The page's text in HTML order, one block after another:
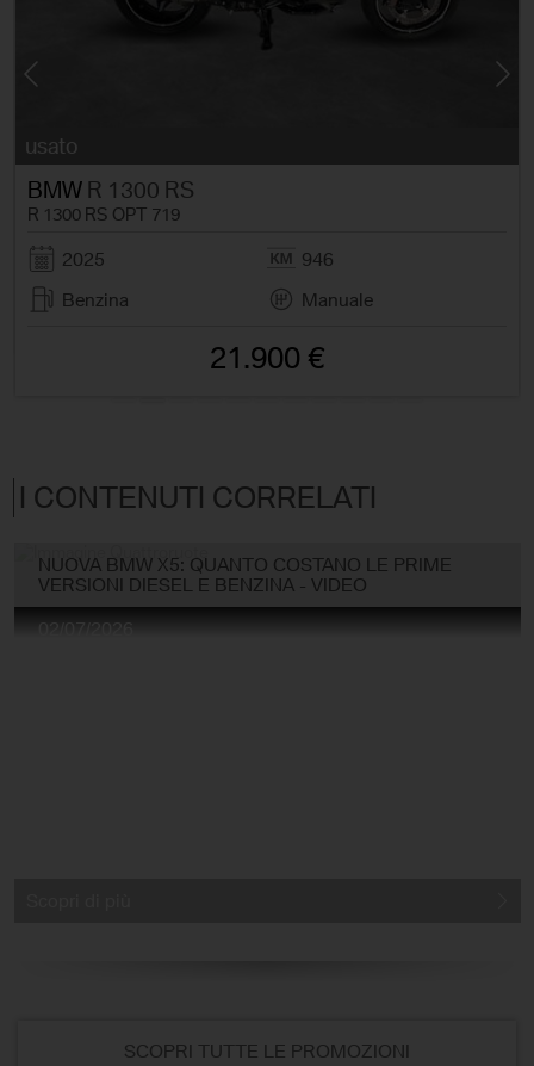
usato
BMW R 1300 RS
R 1300 RS OPT 719
2025
946
Benzina
Manuale
21.900 €
I CONTENUTI CORRELATI
NUOVA BMW X5: QUANTO COSTANO LE PRIME
VERSIONI DIESEL E BENZINA - VIDEO
SCOPRI TUTTE LE PROMOZIONI